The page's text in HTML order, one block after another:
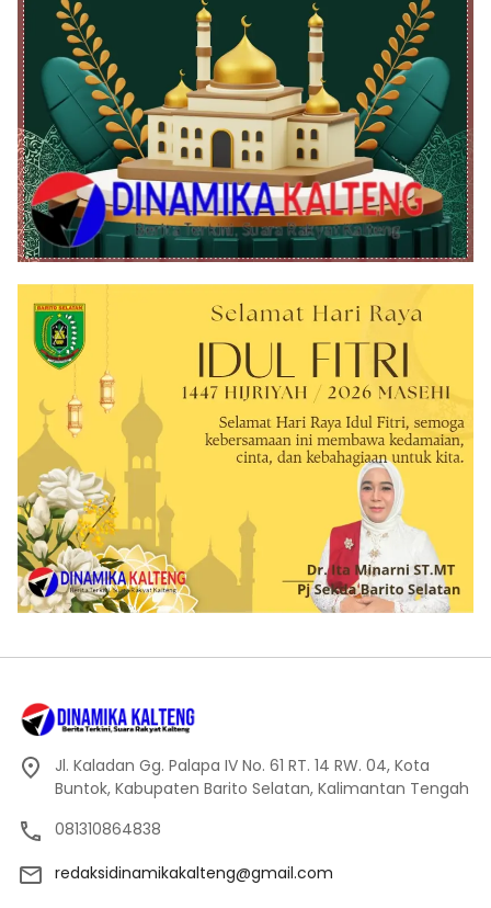
Jl. Kaladan Gg. Palapa IV No. 61 RT. 14 RW. 04, Kota
Buntok, Kabupaten Barito Selatan, Kalimantan Tengah
081310864838
redaksidinamikakalteng@gmail.com